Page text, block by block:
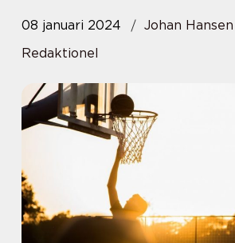
08 januari 2024
Johan Hansen
Redaktionel